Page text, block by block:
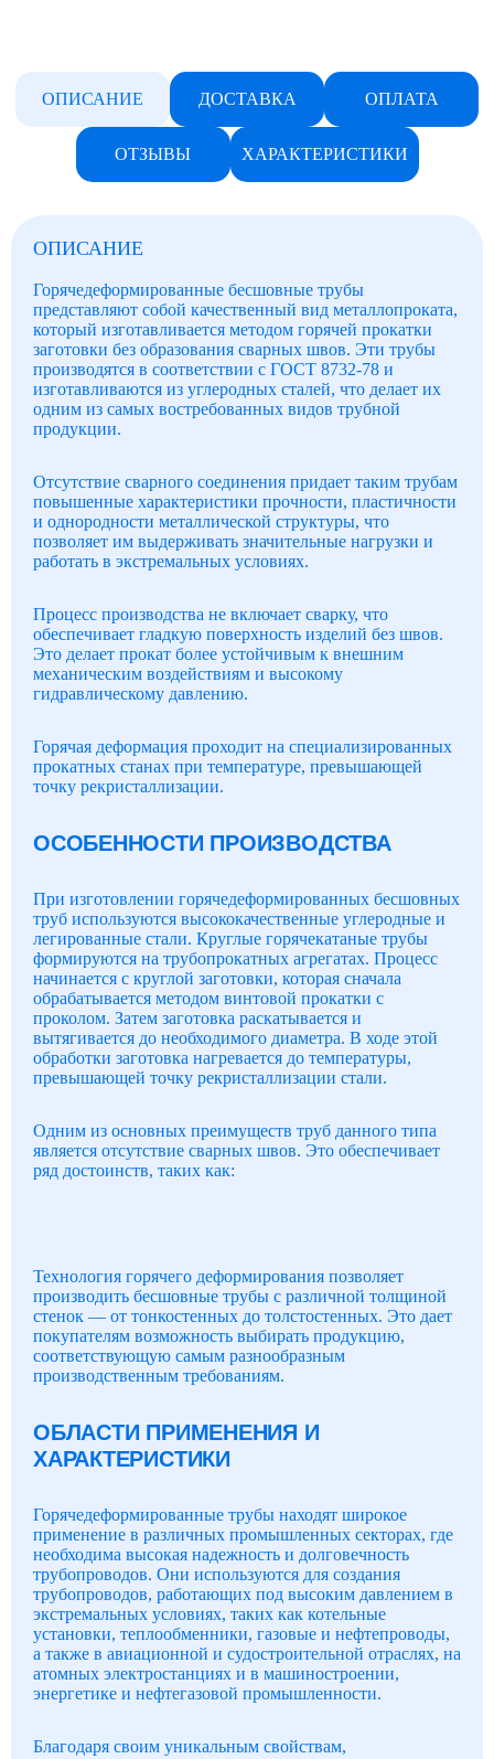
ОПИСАНИЕ ДОСТАВКА ОПЛАТА
ОТЗЫВЫ ХАРАКТЕРИСТИКИ
ОПИСАНИЕ
Горячедеформированные бесшовные трубы
представляют собой качественный вид металлопроката,
который изготавливается методом горячей прокатки
заготовки без образования сварных швов. Эти трубы
производятся в соответствии с ГОСТ 8732-78 и
изготавливаются из углеродных сталей, что делает их
одним из самых востребованных видов трубной
продукции.
Отсутствие сварного соединения придает таким трубам
повышенные характеристики прочности, пластичности
и однородности металлической структуры, что
позволяет им выдерживать значительные нагрузки и
работать в экстремальных условиях.
Процесс производства не включает сварку, что
обеспечивает гладкую поверхность изделий без швов.
Это делает прокат более устойчивым к внешним
механическим воздействиям и высокому
гидравлическому давлению.
Горячая деформация проходит на специализированных
прокатных станах при температуре, превышающей
точку рекристаллизации.
ОСОБЕННОСТИ ПРОИЗВОДСТВА
При изготовлении горячедеформированных бесшовных
труб используются высококачественные углеродные и
легированные стали. Круглые горячекатаные трубы
формируются на трубопрокатных агрегатах. Процесс
начинается с круглой заготовки, которая сначала
обрабатывается методом винтовой прокатки с
проколом. Затем заготовка раскатывается и
вытягивается до необходимого диаметра. В ходе этой
обработки заготовка нагревается до температуры,
превышающей точку рекристаллизации стали.
Одним из основных преимуществ труб данного типа
является отсутствие сварных швов. Это обеспечивает
ряд достоинств, таких как:
Технология горячего деформирования позволяет
производить бесшовные трубы с различной толщиной
стенок — от тонкостенных до толстостенных. Это дает
покупателям возможность выбирать продукцию,
соответствующую самым разнообразным
производственным требованиям.
ОБЛАСТИ ПРИМЕНЕНИЯ И
ХАРАКТЕРИСТИКИ
Горячедеформированные трубы находят широкое
применение в различных промышленных секторах, где
необходима высокая надежность и долговечность
трубопроводов. Они используются для создания
трубопроводов, работающих под высоким давлением в
экстремальных условиях, таких как котельные
установки, теплообменники, газовые и нефтепроводы,
а также в авиационной и судостроительной отраслях, на
атомных электростанциях и в машиностроении,
энергетике и нефтегазовой промышленности.
Благодаря своим уникальным свойствам,